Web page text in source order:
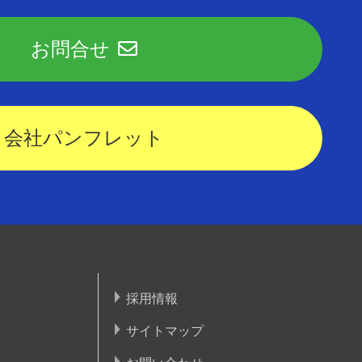
お問合せ
会社パンフレット
採用情報
サイトマップ